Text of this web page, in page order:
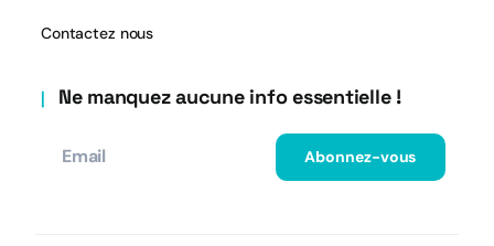
Contactez nous
Ne manquez aucune info essentielle !